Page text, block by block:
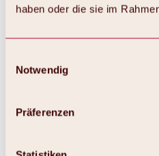
haben oder die sie im
Notwendig
Präferenzen